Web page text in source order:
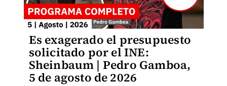
Es exagerado el presupuesto
solicitado por el INE:
Sheinbaum | Pedro Gamboa,
5 de agosto de 2026